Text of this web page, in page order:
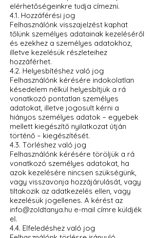
elérhetőségeinkre tudja címezni.
4.1. Hozzáférési jog
Felhasználónk visszajelzést kaphat
tőlünk személyes adatainak kezeléséről
és ezekhez a személyes adatokhoz,
illetve kezelésük részleteihez
hozzáférhet.
4.2. Helyesbítéshez való jog
Felhasználónk kérésére indokolatlan
késedelem nélkül helyesbítjük a rá
vonatkozó pontatlan személyes
adatokat, illetve jogosult kérni a
hiányos személyes adatok – egyebek
mellett kiegészítő nyilatkozat útján
történő – kiegészítését.
4.3. Törléshez való jog
Felhasználónk kérésére töröljük a rá
vonatkozó személyes adatokat, ha
azok kezelésére nincsen szükségünk,
vagy visszavonja hozzájárulását, vagy
tiltakozik az adatkezelés ellen, vagy
kezelésük jogellenes. A kérést az
info@zoldtanya.hu e-mail címre küldjék
el.
4.4. Elfeledéshez való jog